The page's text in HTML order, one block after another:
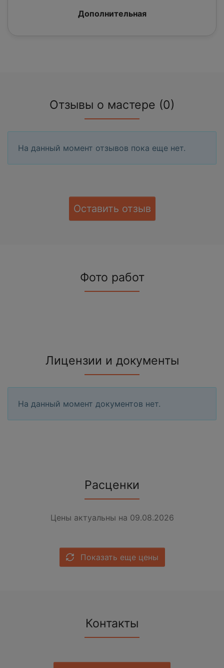
Дополнительная
Отзывы о мастере (0)
На данный момент отзывов пока еще нет.
Оставить отзыв
Фото работ
Лицензии и документы
На данный момент документов нет.
Расценки
Цены актуальны на 09.08.2026
Показать еще цены
Контакты